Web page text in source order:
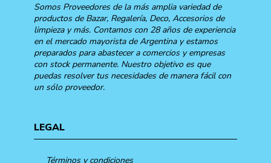
Somos Proveedores de la más amplia variedad de
productos de Bazar, Regalería, Deco, Accesorios de
limpieza y más. Contamos con 28 años de experiencia
en el mercado mayorista de Argentina y estamos
preparados para abastecer a comercios y empresas
con stock permanente. Nuestro objetivo es que
puedas resolver tus necesidades de manera fácil con
un sólo proveedor.
LEGAL
Términos y condiciones